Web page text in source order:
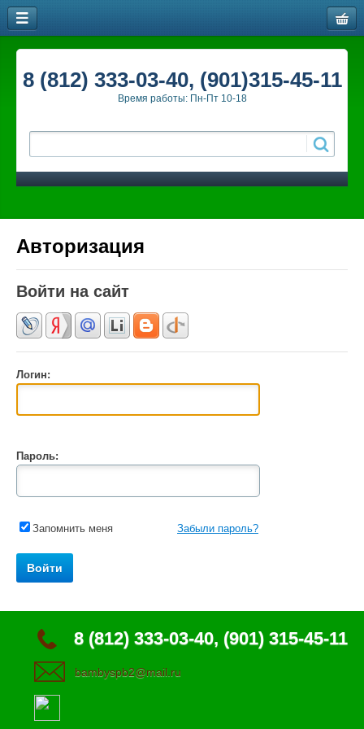
8 (812) 333-03-40, (901)315-45-11
Время работы: Пн-Пт 10-18
Авторизация
Войти на сайт
Логин:
Пароль:
Запомнить меня Забыли пароль?
8 (812) 333-03-40, (901) 315-45-11
bambyspb2@mail.ru